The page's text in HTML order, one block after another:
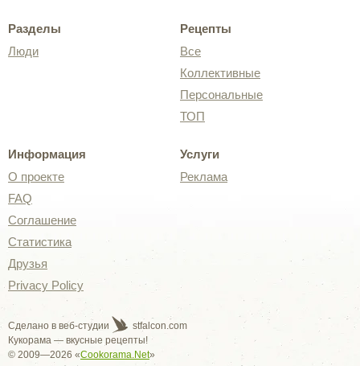
Разделы
Люди
Рецепты
Все
Коллективные
Персональные
ТОП
Информация
О проекте
FAQ
Соглашение
Статистика
Друзья
Privacy Policy
Услуги
Реклама
Сделано в веб-студии
stfalcon.com
Кукорама — вкусные рецепты!
© 2009—2026 «Cookorama.Net»